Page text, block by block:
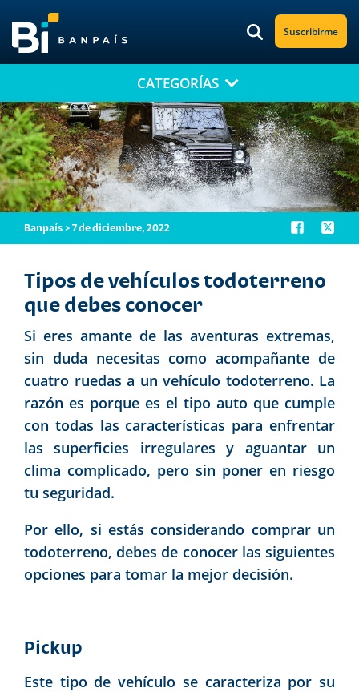
Suscribirme
¡No te pierdas nuestro nuevo contenido!
Suscríbete a nuestro blog y recibe mensualmente en tu correo
electrónico, las noticias más relevantes.
CATEGORÍAS
Banpaís > 7 de diciembre, 2022
Tipos de vehículos todoterreno
que debes conocer
Si eres amante de las aventuras extremas,
sin duda necesitas como acompañante de
cuatro ruedas a un vehículo todoterreno. La
razón es porque es el tipo auto que cumple
con todas las características para enfrentar
las superficies irregulares y aguantar un
clima complicado, pero sin poner en riesgo
tu seguridad.
Por ello, si estás considerando comprar un
todoterreno, debes de conocer las siguientes
opciones para tomar la mejor decisión.
Pickup
Este tipo de vehículo se caracteriza por su